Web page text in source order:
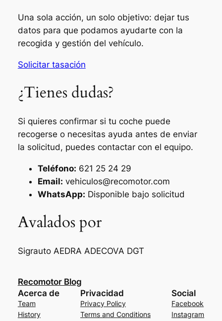
Una sola acción, un solo objetivo: dejar tus
datos para que podamos ayudarte con la
recogida y gestión del vehículo.
Solicitar tasación
¿Tienes dudas?
Si quieres confirmar si tu coche puede
recogerse o necesitas ayuda antes de enviar
la solicitud, puedes contactar con el equipo.
Teléfono: 621 25 24 29
Email: vehiculos@recomotor.com
WhatsApp: Disponible bajo solicitud
Avalados por
Sigrauto AEDRA ADECOVA DGT
Recomotor Blog
Acerca de
Team
History
Privacidad
Privacy Policy
Terms and Conditions
Social
Facebook
Instagram